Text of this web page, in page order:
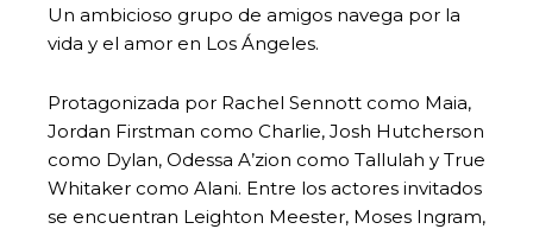
Un ambicioso grupo de amigos navega por la
vida y el amor en Los Ángeles.
Protagonizada por Rachel Sennott como Maia,
Jordan Firstman como Charlie, Josh Hutcherson
como Dylan, Odessa A’zion como Tallulah y True
Whitaker como Alani. Entre los actores invitados
se encuentran Leighton Meester, Moses Ingram,